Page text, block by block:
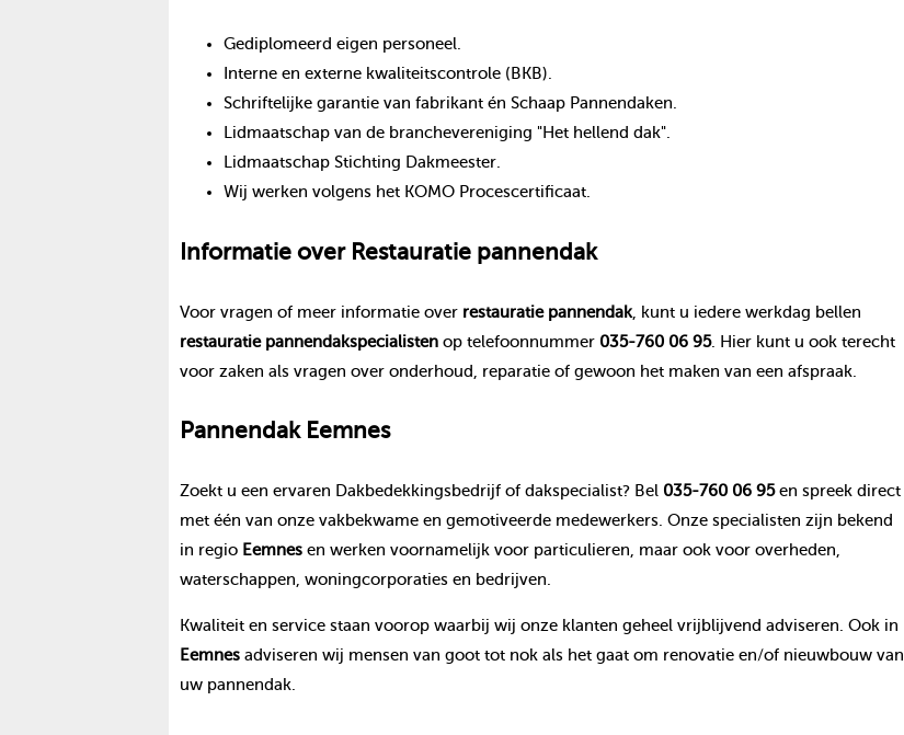
Gediplomeerd eigen personeel.
Interne en externe kwaliteitscontrole (BKB).
Schriftelijke garantie van fabrikant én Schaap Pannendaken.
Lidmaatschap van de branchevereniging "Het hellend dak".
Lidmaatschap Stichting Dakmeester.
Wij werken volgens het KOMO Procescertificaat.
Informatie over Restauratie pannendak
Voor vragen of meer informatie over restauratie pannendak, kunt u iedere werkdag bellen
restauratie pannendakspecialistenop telefoonnummer 035-760 06 95. Hier kunt u ook terecht
voor zaken als vragen over onderhoud, reparatie of gewoon het maken van een afspraak.
Pannendak Eemnes
Zoekt u een ervaren Dakbedekkingsbedrijf of dakspecialist? Bel 035-760 06 95en spreek direct
met één van onze vakbekwame en gemotiveerde medewerkers. Onze specialisten zijn bekend
in regio Eemnesen werken voornamelijk voor particulieren, maar ook voor overheden,
waterschappen, woningcorporaties en bedrijven.
Kwaliteit en service staan voorop waarbij wij onze klanten geheel vrijblijvend adviseren. Ook in
Eemnesadviseren wij mensen van goot tot nok als het gaat om renovatie en/of nieuwbouw van
uw pannendak.